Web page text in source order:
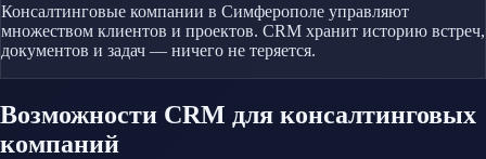
Консалтинговые компании в Симферополе управляют
множеством клиентов и проектов. CRM хранит историю встреч,
документов и задач — ничего не теряется.
Возможности CRM для консалтинговых
компаний